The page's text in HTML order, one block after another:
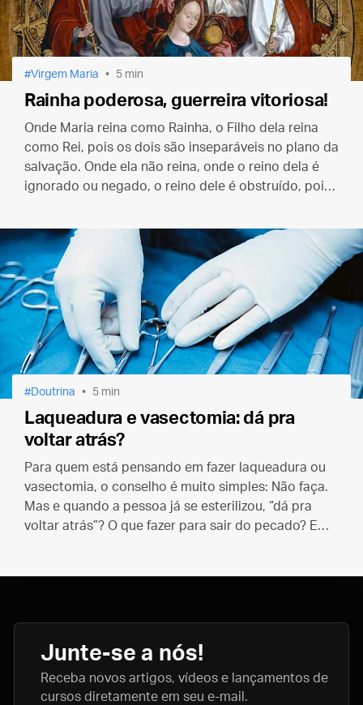
Virgem Maria 5 min
Rainha poderosa, guerreira vitoriosa!
Onde Maria reina como Rainha, o Filho dela reina
como Rei, pois os dois são inseparáveis no plano da
salvação. Onde ela não reina, onde o reino dela é
ignorado ou negado, o reino dele é obstruído, pois
Doutrina 5 min
Laqueadura e vasectomia: dá pra
voltar atrás?
Para quem está pensando em fazer laqueadura ou
vasectomia, o conselho é muito simples: Não faça.
Mas e quando a pessoa já se esterilizou, “dá pra
voltar atrás”? O que fazer para sair do pecado? E
Junte-se a nós!
Receba novos artigos, vídeos e lançamentos de
cursos diretamente em seu e-mail.